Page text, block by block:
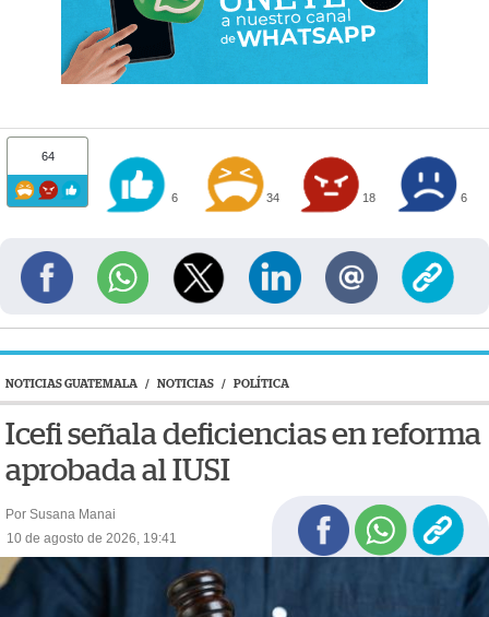
64
6 34 18 6
NOTICIAS GUATEMALA / NOTICIAS / POLÍTICA
Icefi señala deficiencias en reforma
aprobada al IUSI
Por Susana Manai
10 de agosto de 2026, 19:41